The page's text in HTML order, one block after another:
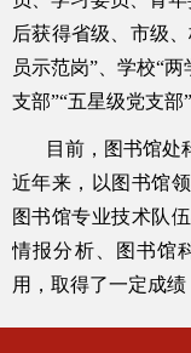
后获得省级、市级
员示范岗” 、学校“两
支部”“五星级党支部”
目前，图书馆处
近年来，以图书馆
图书馆专业技术队
情报分析、图书馆
用，取得了一定成